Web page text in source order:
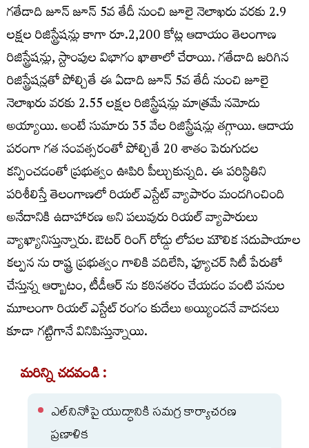
గతేడాది జూన్ జూన్ 5వ తేదీ నుంచి జూలై నెలాఖరు వరకు 2.9
లక్షల రిజిస్ట్రేషన్లు కాగా రూ.2,200 కోట్ల ఆదాయం తెలంగాణ
రిజిస్ట్రేషన్లు, స్టాంపుల విభాగం ఖాతాలో చేరాయి. గతేడాది జరిగిన
రిజిస్ట్రేషన్లతో పోల్చితే ఈ ఏడాది జూన్ 5వ తేదీ నుంచి జూలై
నెలాఖరు వరకు 2.55 లక్షల రిజిస్ట్రేషన్లు మాత్రమే నమోదు
అయ్యాయి. అంటే సుమారు 35 వేల రిజిస్ట్రేషన్లు తగ్గాయి. ఆదాయ
పరంగా గత సంవత్సరంతో పోల్చితే 20 శాతం పెరుగుదల
కన్పించడంతో ప్రభుత్వం ఊపిరి పీల్చుకున్నది. ఈ పరిస్థితిని
పరిశీలిస్తే తెలంగాణలో రియల్ ఎస్టేట్ వ్యాపారం మందగించింది
అనేదానికి ఉదాహారణ అని పలువురు రియల్ వ్యాపారులు
వ్యాఖ్యానిస్తున్నారు. ఔటర్ రింగ్ రోడ్డు లోపల మౌలిక సదుపాయాల
కల్పన ను రాష్ట్ర ప్రభుత్వం గాలికి వదిలేసి, ఫ్యూచర్ సిటీ పేరుతో
చేస్తున్న ఆర్బాటం, టీడీఆర్ ను కఠినతరం చేయడం వంటి పనుల
మూలంగా రియల్ ఎస్టేట్ రంగం కుదేలు అయ్యిందనే వాదనలు
కూడా గట్టిగానే వినిపిస్తున్నాయి.
మరిన్ని చదవండి :
ఎల్‌నినోపై యుద్ధానికి సమగ్ర కార్యాచరణ
ప్రణాళిక